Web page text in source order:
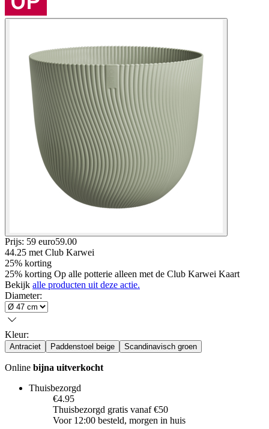
Prijs: 59 euro59.00
44.25 met Club Karwei
25% korting
25% korting Op alle potterie alleen met de Club Karwei Kaart
Bekijk alle producten uit deze actie.
Diameter:
Kleur:
Antraciet Paddenstoel beige Scandinavisch groen
Online bijna uitverkocht
Thuisbezorgd
€4.95
Thuisbezorgd gratis vanaf €50
Voor 12:00 besteld, morgen in huis